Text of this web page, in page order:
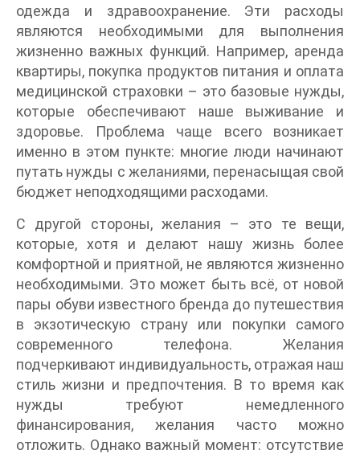
одежда и здравоохранение. Эти расходы
являются необходимыми для выполнения
жизненно важных функций. Например, аренда
квартиры, покупка продуктов питания и оплата
медицинской страховки – это базовые нужды,
которые обеспечивают наше выживание и
здоровье. Проблема чаще всего возникает
именно в этом пункте: многие люди начинают
путать нужды с желаниями, перенасыщая свой
бюджет неподходящими расходами.
С другой стороны, желания – это те вещи,
которые, хотя и делают нашу жизнь более
комфортной и приятной, не являются жизненно
необходимыми. Это может быть всё, от новой
пары обуви известного бренда до путешествия
в экзотическую страну или покупки самого
современного телефона. Желания
подчеркивают индивидуальность, отражая наш
стиль жизни и предпочтения. В то время как
нужды требуют немедленного
финансирования, желания часто можно
отложить. Однако важный момент: отсутствие